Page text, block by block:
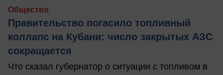
Общество
Правительство погасило топливный
коллапс на Кубани: число закрытых АЗС
сокращается
Что сказал губернатор о ситуации с топливом в